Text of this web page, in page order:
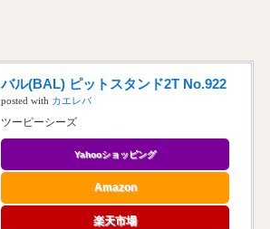
バル(BAL) ピットスタンド2T No.922
posted with カエレバ
ツーピーシーズ
Yahooショッピング
Amazon
楽天市場